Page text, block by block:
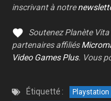
inscrivant à notre
Soutenez Planète
partenaires affiliés
Video Games Plus. Vous
Étiquetté : Playstation